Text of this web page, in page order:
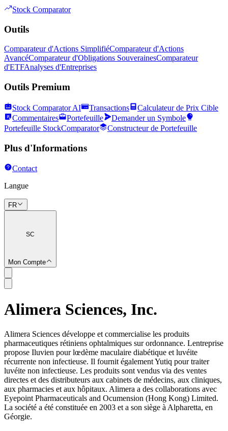
Stock Comparator
Outils
Comparateur d'Actions SimplifiéComparateur d'Actions
AvancéComparateur d'Obligations SouverainesComparateur
d'ETFAnalyses d'Entreprises
Outils Premium
Stock Comparator AI Transactions
Calculateur de Prix Cible
Commentaires
Portefeuille
Demander un Symbole
Portefeuille StockComparator
Constructeur de Portefeuille
Plus d'Informations
Contact
Langue
FR
SC
Mon Compte
SC
Alimera Sciences, Inc.
Alimera Sciences développe et commercialise les produits
pharmaceutiques rétiniens ophtalmiques sur ordonnance. Lentreprise
propose Iluvien pour lœdème maculaire diabétique et luvéite
récurrente non infectieuse. Il fournit également Yutiq pour traiter
luvéite non infectieuse. Les produits sont vendus via des ventes
directes et des distributeurs aux cabinets de médecins, aux cliniques,
aux pharmacies et aux hôpitaux. Alimera a des collaborations avec
Eyepoint Pharmaceuticals and Ocumension (Hong Kong) Limited.
La société a été constituée en 2003 et a son siège à Alpharetta, en
Géorgie.